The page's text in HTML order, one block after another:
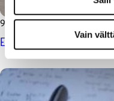
Vain
9.11.2016
Enemmän keppiä,